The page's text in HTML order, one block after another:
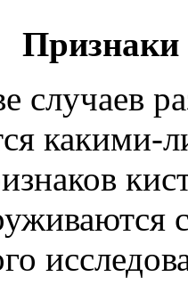
Признаки
случаев
какими-